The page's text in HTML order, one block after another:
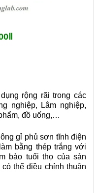
rộng rãi trong các
nghiệp, Lâm nghiệp,
đồ uống,…
gỉ phủ sơn tĩnh điện
bằng thép trắng với
bảo tuổi thọ của sản
thể điều chỉnh thuận